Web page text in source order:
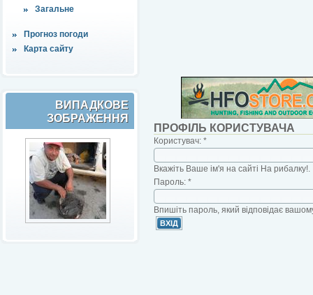
Загальне
Прогноз погоди
Карта сайту
ВИПАДКОВЕ
ЗОБРАЖЕННЯ
ПРОФІЛЬ КОРИСТУВАЧА
Користувач: *
Вкажіть Ваше ім'я на сайті На рибалку!.
Пароль: *
Впишіть пароль, який відповідає